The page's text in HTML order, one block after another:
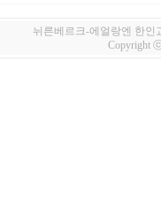
뉘른베르크-에얼랑엔 한인
Copyright